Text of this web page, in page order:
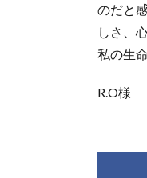
のだと
しさ、
私の生
R.O様